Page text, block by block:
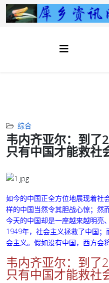
综合
韦内齐亚尔：到了
只有中国才能救社
如今的中国正全方位地展现着社
样的中国当然令其胆战心惊；然
今天的中国却是一座越来越明亮
1949年，社会主义拯救了中国
会主义。假如没有中国，西方会
韦内齐亚尔：到了
只有中国才能救社